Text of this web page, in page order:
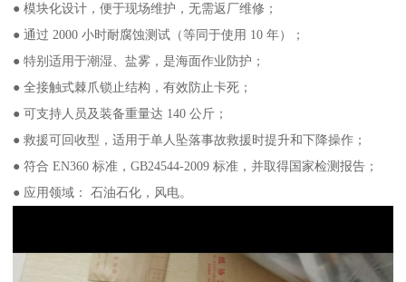
● 模块化设计，便于现场维护，无需返厂维修；
● 通过 2000 小时耐腐蚀测试（等同于使用 10 年）；
● 特别适用于潮湿、盐雾，是海面作业防护；
● 全接触式棘爪锁止结构，有效防止卡死；
● 可支持人员及装备重量达 140 公斤；
● 救援可回收型，适用于单人坠落事故救援时提升和下降操作；
● 符合 EN360 标准，GB24544-2009 标准，并取得国家检测报告；
● 应用领域： 石油石化，风电。